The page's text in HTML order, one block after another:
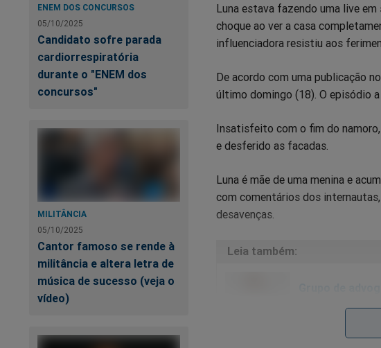
ENEM DOS CONCURSOS
05/10/2025
Candidato sofre parada
cardiorrespiratória
durante o "ENEM dos
concursos"
MILITÂNCIA
05/10/2025
Cantor famoso se rende à
militância e altera letra de
música de sucesso (veja o
vídeo)
Luna estava fazendo uma live
choque ao ver a casa
influenciadora resistiu aos
De acordo com uma publicação
último domingo (18). O episódio
Insatisfeito com o fim do
e desferido as facadas.
Luna é mãe de uma menina e
com comentários dos
desavenças.